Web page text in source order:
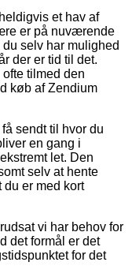
et hav af
er på nuværende
selv har mulighed
der er tid til det.
tilmed den
køb af Zendium
sendt til hvor du
en gang i
let. Den
selv at hente
er med kort
vi har behov for
det formål er det
for det